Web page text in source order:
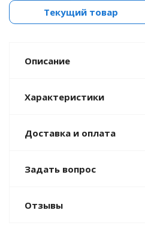
Текущий товар
Описание
Характеристики
Доставка и оплата
Задать вопрос
Отзывы